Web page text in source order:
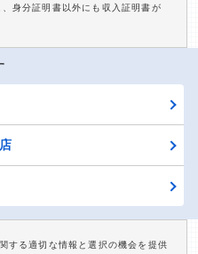
身分証明書以外にも収入証明書が
する適切な情報と選択の機会を提供